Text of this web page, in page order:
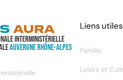
AURA
Interministérielle
Auvergne Rhône-Alpes
Liens utiles
Famille
Loisirs et